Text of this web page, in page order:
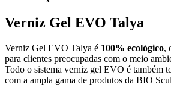
Verniz Gel EVO Talya
Verniz Gel EVO Talya é 100% ecológico,
para clientes preocupadas com o meio
Todo o sistema verniz gel EVO é também
com a ampla gama de produtos da BIO